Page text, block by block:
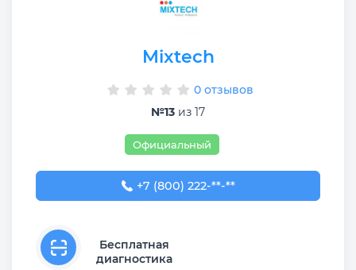
Mixtech
0 отзывов
№13 из 17
Официальный
+7 (800) 222-26-79
+7 (800) 222-**-**
Бесплатная
диагностика